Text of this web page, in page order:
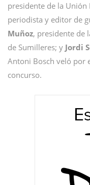
presidente de la Unión
periodista y editor de
Muñoz, presidente de
de Sumilleres; y Jordi
Antoni Bosch veló por
concurso.